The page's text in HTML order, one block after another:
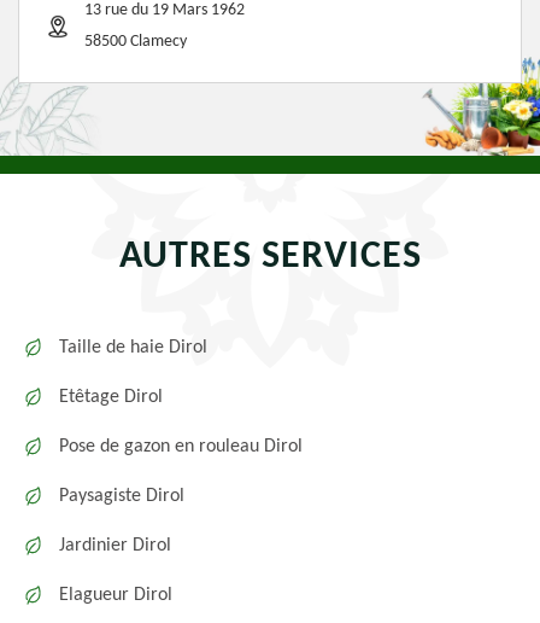
13 rue du 19 Mars 1962
58500 Clamecy
AUTRES SERVICES
Taille de haie Dirol
Etêtage Dirol
Pose de gazon en rouleau Dirol
Paysagiste Dirol
Jardinier Dirol
Elagueur Dirol